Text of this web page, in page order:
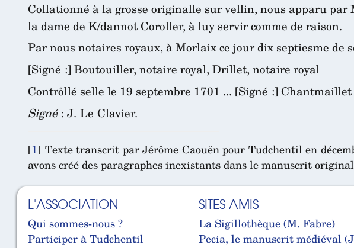
Collationné à la grosse originalle sur vellin, nous apparu
la dame de K/dannot Coroller, à luy servir comme de raison.
Par nous notaires royaux, à Morlaix ce jour dix septiesme de
[Signé :] Boutouiller, notaire royal, Drillet, notaire royal
Contrôllé selle le 19 septembre 1701 ... [Signé :] Chantmaillet
Signé: J. Le Clavier.
[1] Texte transcrit par Jérôme Caouën pour Tudchentil en
avons créé des paragraphes inexistants dans le manuscrit
L'ASSOCIATION
Qui sommes-nous ?
Participer à Tudchentil
SITES AMIS
La Sigillothèque (M. Fabre)
Pecia, le manuscrit médiéval